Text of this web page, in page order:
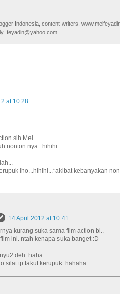
Indonesia, content writers.
at 10:28
sih Mel...
nonton nya...hihihi...
lho...hihihi...*akibat kebanyakan
14 April 2012 at 10:41
kurang suka sama film action bi..
ini. ntah kenapa suka banget :D
deh..haha
silat tp takut kerupuk..hahaha